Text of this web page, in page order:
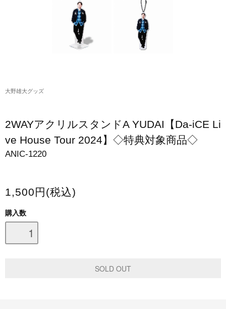
花村想太｜Natural Lag(ナチュラルラグ)グッズ
和田颯｜Wagic Hour Worksグッズ
スマホケース・モバイルバッテリー
会場限定グッズ
大野雄大グッズ
2WAYアクリルスタンドA YUDAI【Da-iCE Li
ve House Tour 2024】◇特典対象商品◇
ANIC-1220
1,500円(税込)
購入数